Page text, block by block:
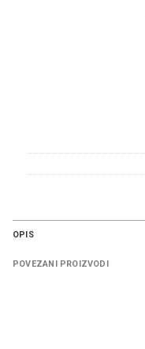
OPIS
POVEZANI PROIZVODI